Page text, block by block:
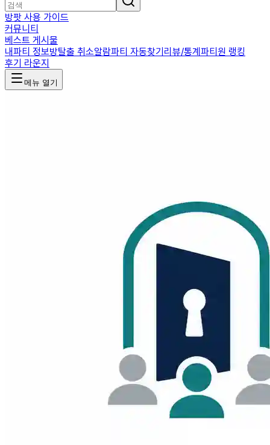
방팟 사용 가이드
커뮤니티
베스트 게시물
내파티 정보방탈출 취소알람파티 자동찾기리뷰/통계파티원 랭킹
후기 라운지
메뉴 열기